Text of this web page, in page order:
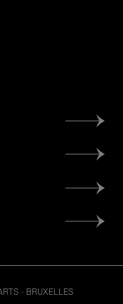
- BRUXELLES